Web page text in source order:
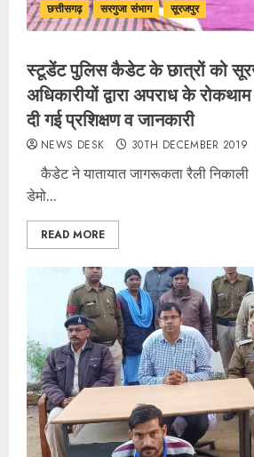
छत्तीसगढ़ सरगुजा संभाग सूरजपुर
स्टूडेंट पुलिस कैडेट के छात्रों को
अधिकारीयों द्वारा अपराध के
दी गई प्रशिक्षण व जानकारी
NEWS DESK 30TH DECEMBER 2019
कैडेट ने यातायात जागरूकता रैली
डेमो...
READ MORE